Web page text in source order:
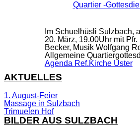
Quartier -
Im Schuelhüsli Sulzbach,
20. März, 19.00Uhr mit Pfr.
Becker, Musik Wolfgang
Allgemeine
Agenda Ref.Kirche Uster
AKTUELLES
1. August-Feier
Massage in Sulzbach
Trimuelen Hof
BILDER AUS SULZBACH